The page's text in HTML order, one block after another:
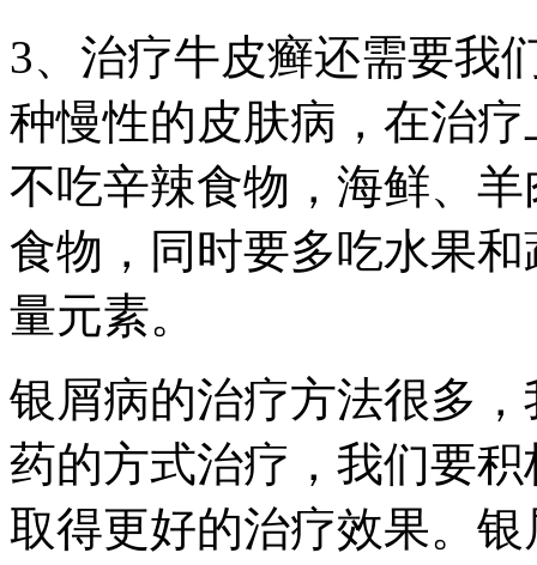
3、治疗牛皮癣还需要我
种慢性的皮肤病，在治
不吃辛辣食物，海鲜、
食物，同时要多吃水果
量元素。
银屑病的治疗方法很多
药的方式治疗，我们要
取得更好的治疗效果。